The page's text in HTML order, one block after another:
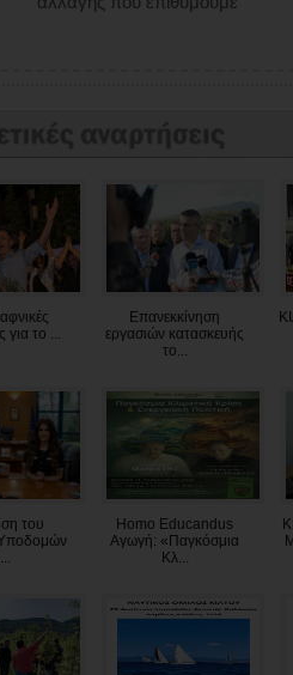
για το ...
Επανεκκίνηση
εργασιών κατασκευής
το...
του
Homo Educandus
Αγωγή: «Παγκόσμια
Κλ...